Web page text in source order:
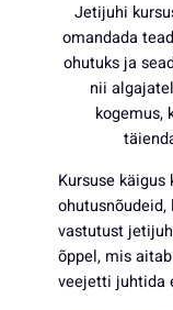
Jetijuhi
omandada
ohutuks ja
nii
kogemus,
Kursuse
vastutust
õppel, mis
veejetti juhtida